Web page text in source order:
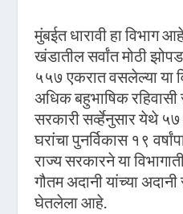
मुंबईत धारावी हा विभाग
खंडातील सर्वांत मोठी
५५७ एकरात वसलेल्या या
अधिक बहुभाषिक
सरकारी सर्व्हेनुसार येथे
घरांचा पुनर्विकास १९
राज्य सरकारने या
गौतम अदानी यांच्या अदानी
घेतलेला आहे.